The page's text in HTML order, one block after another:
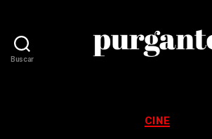
Buscar
Categorías
CINE